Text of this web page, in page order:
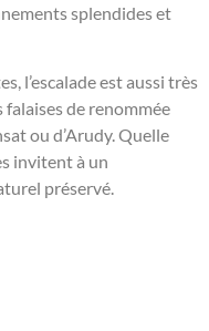
splendides et
l’escalade est aussi très
de renommée
ou d’Arudy. Quelle
invitent à un
préservé.